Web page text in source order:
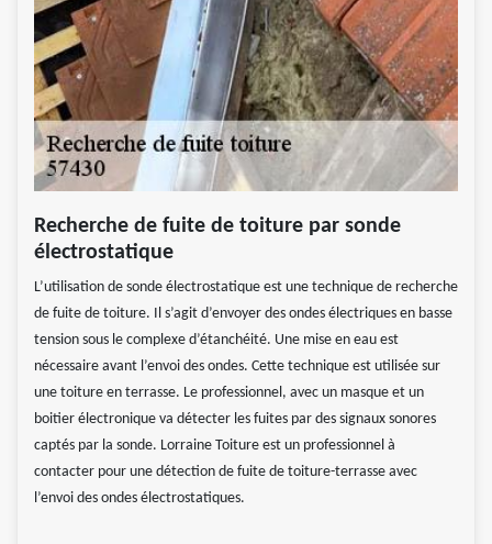
Recherche de fuite de toiture par sonde
électrostatique
L’utilisation de sonde électrostatique est une technique de recherche
de fuite de toiture. Il s’agit d’envoyer des ondes électriques en basse
tension sous le complexe d’étanchéité. Une mise en eau est
nécessaire avant l’envoi des ondes. Cette technique est utilisée sur
une toiture en terrasse. Le professionnel, avec un masque et un
boitier électronique va détecter les fuites par des signaux sonores
captés par la sonde. Lorraine Toiture est un professionnel à
contacter pour une détection de fuite de toiture-terrasse avec
l’envoi des ondes électrostatiques.